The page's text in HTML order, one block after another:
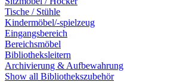
Tische / Stühle
Kindermöbel/-spielzeug
Eingangsbereich
Bereichsmöbel
Bibliotheksleitern
Archivierung & Aufbewahrung
Show all Bibliothekszubehör